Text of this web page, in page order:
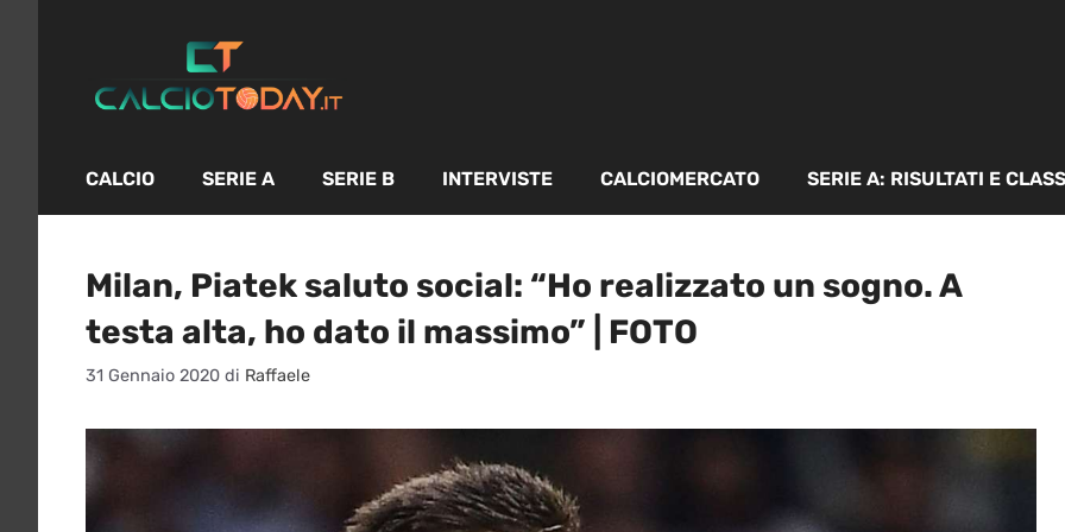
contenuto
CALCIO SERIE A SERIE B INTERVISTE CALCIOMERCATO SERIE A: RISULTATI E
Milan, Piatek saluto social: “Ho realizzato un sogno. A
testa alta, ho dato il massimo” | FOTO
31 Gennaio 2020 di Raffaele